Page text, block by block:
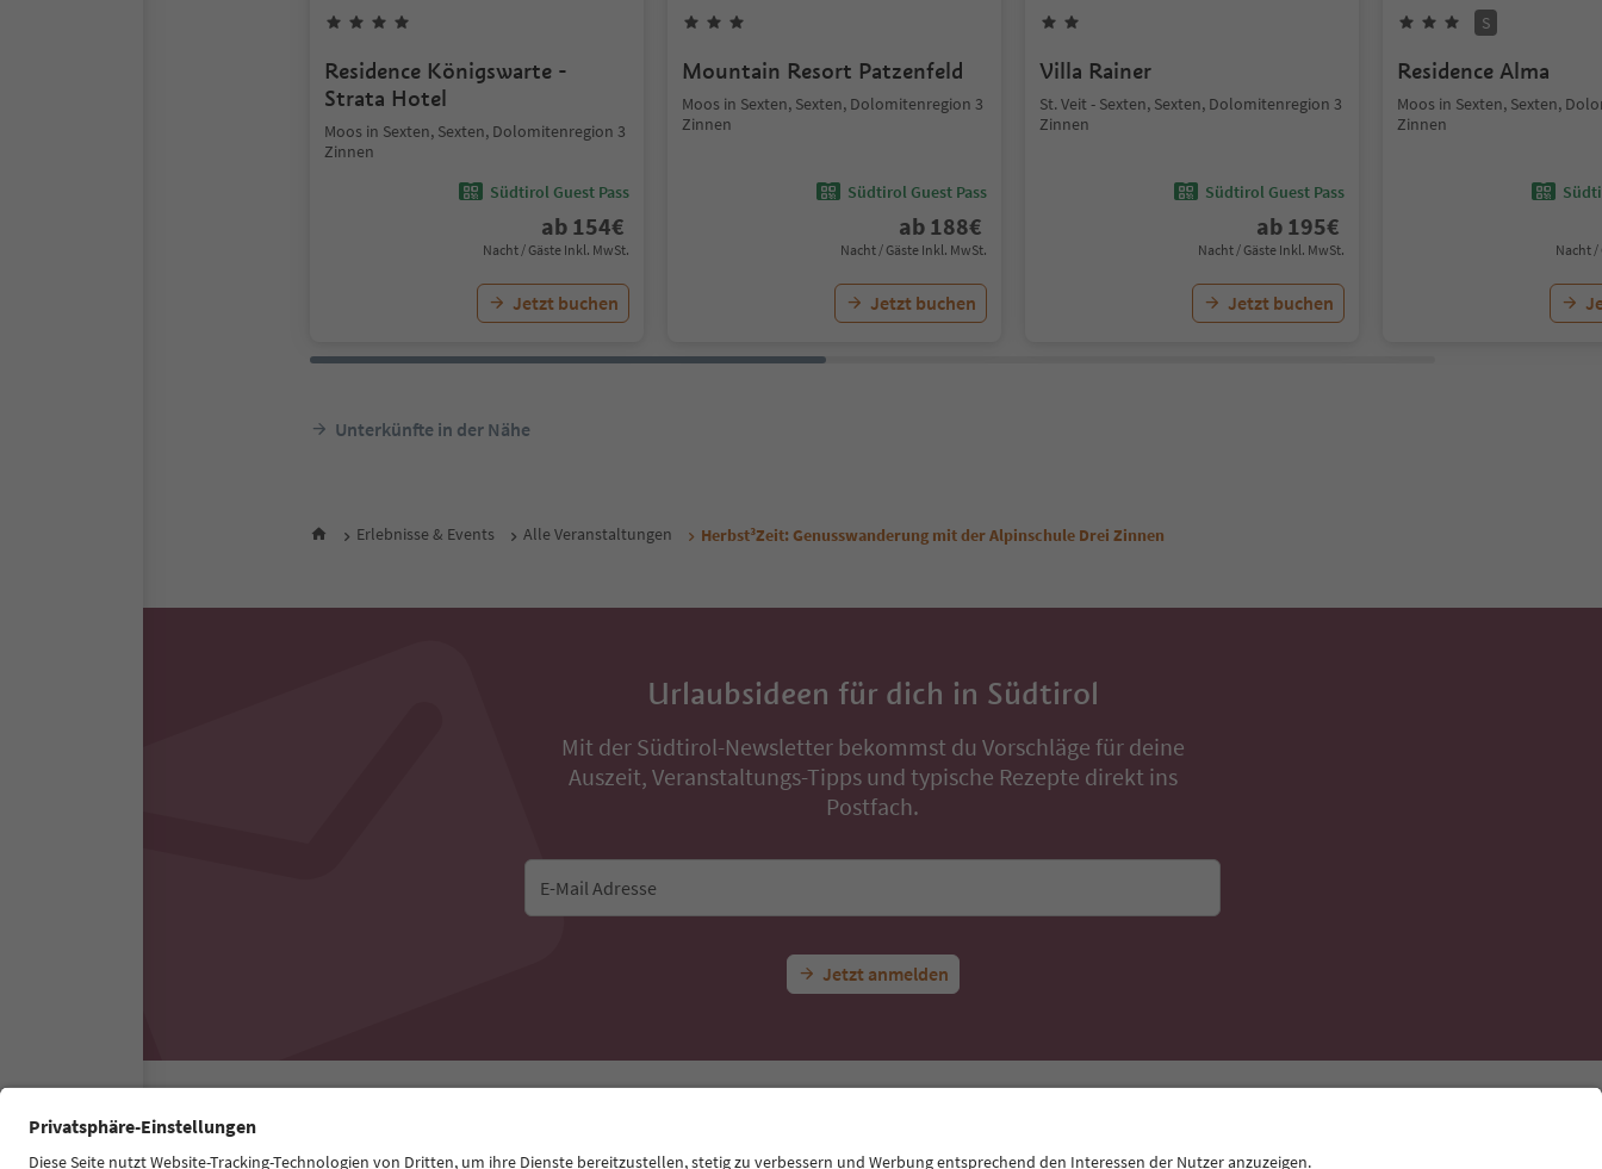
Residence Königswarte -
Strata Hotel
Moos in Sexten, Sexten, Dolomitenregion 3
Zinnen
Südtirol Guest Pass
ab 154€
Nacht / Gäste Inkl. MwSt.
Jetzt buchen
Mountain Resort Patzenfeld
Moos in Sexten, Sexten, Dolomitenregion 3
Zinnen
Südtirol Guest Pass
ab 188€
Nacht / Gäste Inkl. MwSt.
Jetzt buchen
Villa Rainer
St. Veit - Sexten, Sexten, Dolomitenregion 3
Zinnen
Südtirol Guest Pass
ab 195€
Nacht / Gäste Inkl. MwSt.
Jetzt buchen
S
Residence Alma
Moos in Sexten, Sexten,
Zinnen
Nacht /
Unterkünfte in der Nähe
Erlebnisse & Events Alle Veranstaltungen Herbst³Zeit: Genusswanderung mit der Alpinschule Drei Zinnen
Urlaubsideen für dich in Südtirol
Mit der Südtirol-Newsletter bekommst du Vorschläge für deine
Auszeit, Veranstaltungs-Tipps und typische Rezepte direkt ins
Postfach.
E-Mail Adresse
Jetzt anmelden